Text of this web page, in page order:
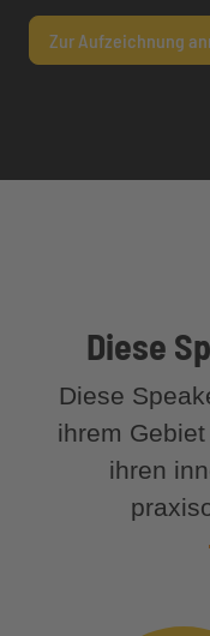
Zur Aufzeichnung
Diese
Diese
ihrem
ihren